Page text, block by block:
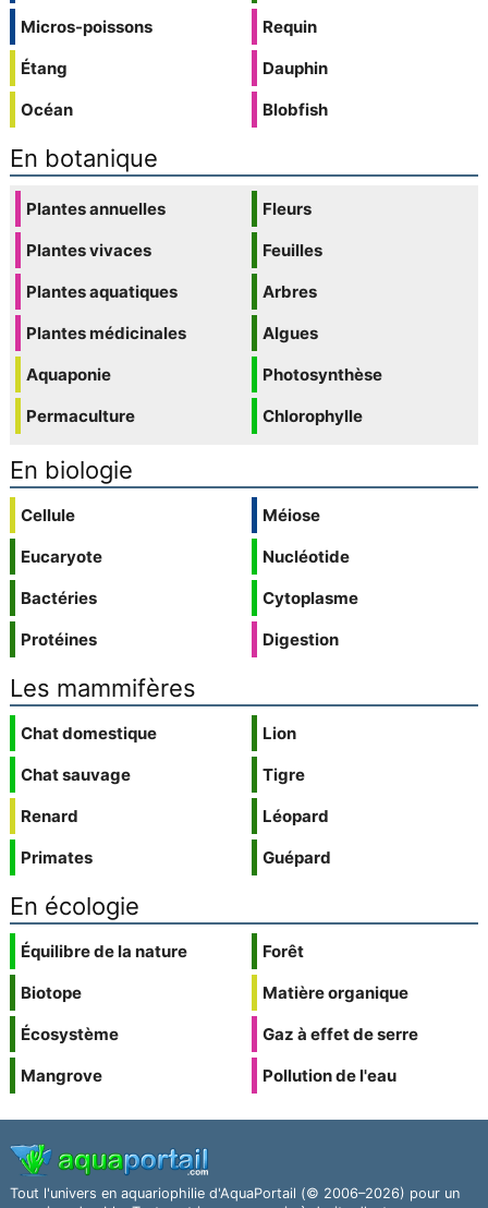
Micros-poissons
Étang
Océan
Requin
Dauphin
Blobfish
En botanique
Plantes annuelles
Plantes vivaces
Plantes aquatiques
Plantes médicinales
Aquaponie
Permaculture
Fleurs
Feuilles
Arbres
Algues
Photosynthèse
Chlorophylle
En biologie
Cellule
Eucaryote
Bactéries
Protéines
Méiose
Nucléotide
Cytoplasme
Digestion
Les mammifères
Chat domestique
Chat sauvage
Renard
Primates
Lion
Tigre
Léopard
Guépard
En écologie
Équilibre de la nature
Biotope
Écosystème
Mangrove
Forêt
Matière organique
Gaz à effet de serre
Pollution de l'eau
Tout l'univers en aquariophilie d'AquaPortail (© 2006–2026) pour un